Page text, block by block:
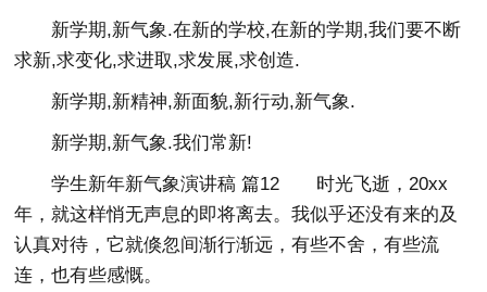
新学期,新气象.在新的学校,在新的学期,我们要不断
求新,求变化,求进取,求发展,求创造.
新学期,新精神,新面貌,新行动,新气象.
新学期,新气象.我们常新!
学生新年新气象演讲稿 篇12 时光飞逝，20xx
年，就这样悄无声息的即将离去。我似乎还没有来的及
认真对待，它就倏忽间渐行渐远，有些不舍，有些流
连，也有些感慨。